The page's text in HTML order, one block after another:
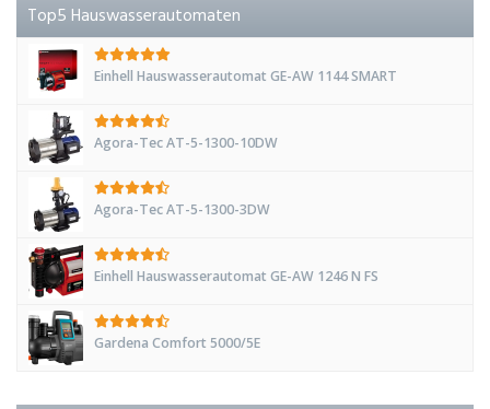
Top5 Hauswasserautomaten
Einhell Hauswasserautomat GE-AW 1144 SMART
Agora-Tec AT-5-1300-10DW
Agora-Tec AT-5-1300-3DW
Einhell Hauswasserautomat GE-AW 1246 N FS
Gardena Comfort 5000/5E